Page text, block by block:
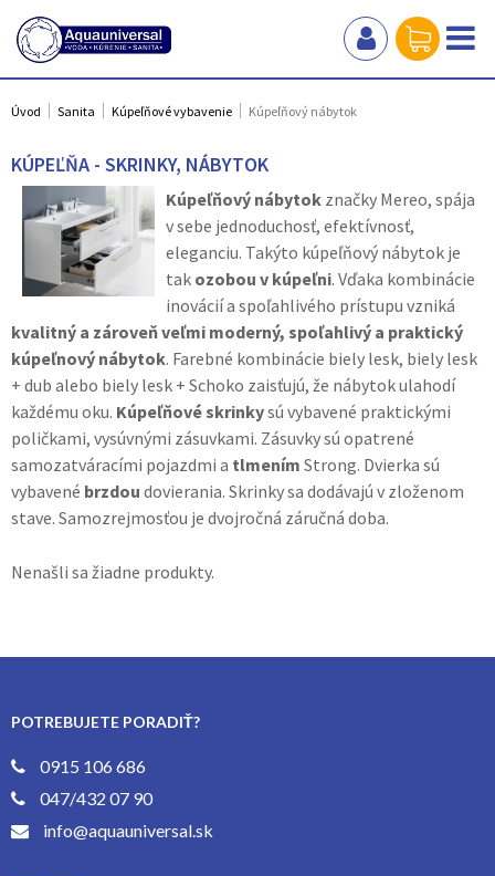
Úvod Sanita Kúpeľňové vybavenie Kúpeľňový nábytok
KÚPEĽŇA - SKRINKY, NÁBYTOK
Kúpeľňový nábytok značky Mereo, spája
v sebe jednoduchosť, efektívnosť,
eleganciu. Takýto kúpeľňový nábytok je
tak ozobou v kúpeľni. Vďaka kombinácie
inovácií a spoľahlivého prístupu vzniká
kvalitný a zároveň veľmi moderný, spoľahlivý a praktický
kúpeľnový nábytok. Farebné kombinácie biely lesk, biely lesk
+ dub alebo biely lesk + Schoko zaisťujú, že nábytok ulahodí
každému oku. Kúpeľňové skrinkysú vybavené praktickými
poličkami, vysúvnými zásuvkami. Zásuvky sú opatrené
samozatváracími pojazdmi a tlmením Strong. Dvierka sú
vybavené brzdou dovierania. Skrinky sa dodávajú v zloženom
stave. Samozrejmosťou je dvojročná záručná doba.
Nenašli sa žiadne produkty.
POTREBUJETE PORADIŤ?
0915 106 686
047/432 07 90
info@aquauniversal.sk